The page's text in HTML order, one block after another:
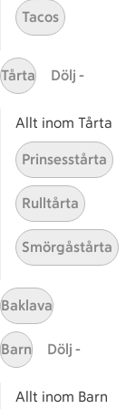
Gaston
ICAs tjänster
ICA-appen
ICA Scanna
ICA ToGo
Fler appar och tjänster
Stammis på ICA
Bli stammis
Stammis Husdjur
Partnererbjudanden
Våra ICA-kort
ICA
Tacos
Tårta Dölj -
Allt inom Tårta
Prinsesstårta
Rulltårta
Smörgåstårta
Baklava
Barn Dölj -
Allt inom Barn